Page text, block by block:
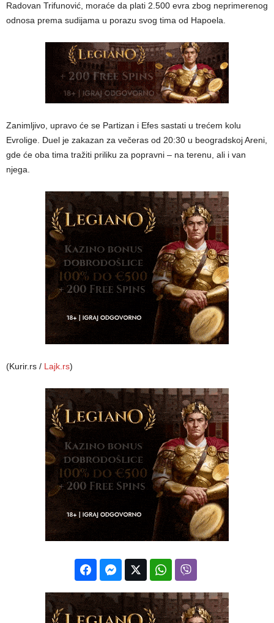
Radovan Trifunović, moraće da plati 2.500 evra zbog neprimerenog
odnosa prema sudijama u porazu svog tima od Hapoela.
Zanimljivo, upravo će se Partizan i Efes sastati u trećem kolu
Evrolige. Duel je zakazan za večeras od 20:30 u beogradskoj Areni,
gde će oba tima tražiti priliku za popravni – na terenu, ali i van
njega.
(Kurir.rs / Lajk.rs)